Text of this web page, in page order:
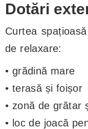
Dotări
Curtea
de relaxare:
• grădină mare
• terasă și foișor
• zonă de grătar
• loc de joacă